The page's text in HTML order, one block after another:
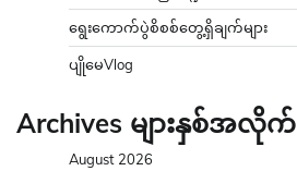
ရွေးကောက်ပွဲစိစစ်တွေ့ရှိချက်များ
ပျိုမေVlog
Archives များနှစ်အလိုက်
August 2026